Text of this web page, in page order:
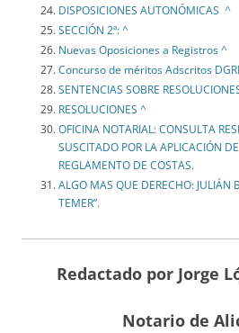
DISPOSICIONES AUTONÓMICAS ^
SECCIÓN 2ª: ^
Nuevas Oposiciones a Registros ^
Concurso de méritos Adscritos
SENTENCIAS SOBRE
RESOLUCIONES ^
OFICINA NOTARIAL: CONSULTA
SUSCITADO POR LA APLICACIÓN
REGLAMENTO DE COSTAS.
ALGO MAS QUE DERECHO: JULIÁN
TEMER”.
Redactado por Jorge
Notario de